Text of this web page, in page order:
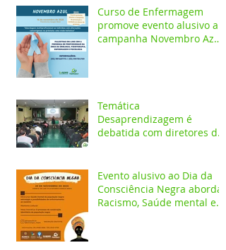
Curso de Enfermagem
promove evento alusivo a
campanha Novembro Azul
Temática
Desaprendizagem é
debatida com diretores da
Evento alusivo ao Dia da
Consciência Negra aborda
Racismo, Saúde mental e